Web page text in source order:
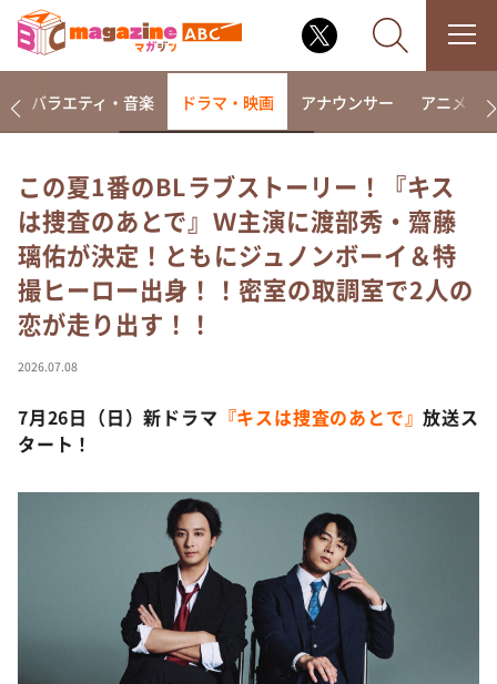
なるみ・岡村の過ぎるTV
相席食堂
これ余談なんですけど・・・
～人生密着トークバラエティ！～ やすとものいたっ
て真剣です
news おかえり
河合＆A.B.C-Z塚田×福井アナ「なんでやねん！？」
DAIGOも台所 ～きょうの献立 何にする？～
本日はダイアンなり！シーズン２
朝だ！生です旅サラダ
教えて！ニュースライブ 正義のミカタ
ＬＩＦＥ～夢のカタチ～
バラエティ・音楽 ドラマ・映画 アナウンサー アニメ・
この夏1番のBLラブストーリー！『キス
は捜査のあとで』Ｗ主演に渡部秀・齋藤
璃佑が決定！ともにジュノンボーイ＆特
撮ヒーロー出身！！密室の取調室で2人の
恋が走り出す！！
2026.07.08
7月26日（日）新ドラマ 『キスは捜査のあとで』放送ス
タート！